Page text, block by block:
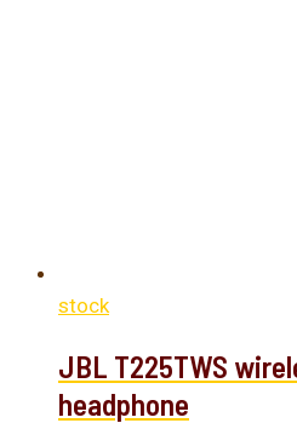
stock
JBL T225TWS
headphone